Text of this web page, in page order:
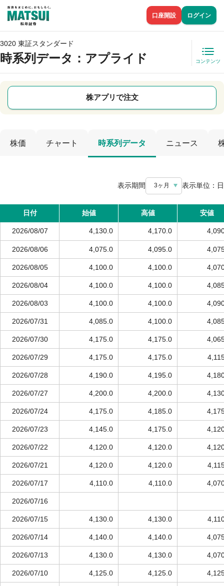
口座開設 ログイン
3020 東証スタンダード
時系列データ ：アプライド コンテンツ
株アプリで注文
株価 チャート 時系列データ ニュース
表示期間 3ヶ月 表示単位： 日
日付 始値 高値 安値
2026/08/07 4,130.0 4,170.0
2026/08/06 4,075.0 4,095.0
2026/08/05 4,100.0 4,100.0
2026/08/04 4,100.0 4,100.0
2026/08/03 4,100.0 4,100.0
2026/07/31 4,085.0 4,100.0
2026/07/30 4,175.0 4,175.0
2026/07/29 4,175.0 4,175.0
2026/07/28 4,190.0 4,195.0
2026/07/27 4,200.0 4,200.0
2026/07/24 4,175.0 4,185.0
2026/07/23 4,145.0 4,175.0
2026/07/22 4,120.0 4,120.0
2026/07/21 4,120.0 4,120.0
2026/07/17 4,110.0 4,110.0
2026/07/16
2026/07/15 4,130.0 4,130.0
2026/07/14 4,140.0 4,140.0
2026/07/13 4,130.0 4,130.0
2026/07/10 4,125.0 4,125.0